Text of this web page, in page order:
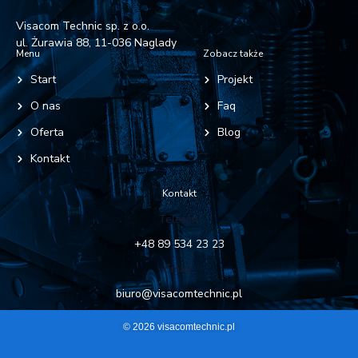
Visacom Technic sp. z o.o.
ul. Żurawia 88, 11-036 Naglady
Menu
Start
O nas
Oferta
Kontakt
Zobacz także
Projekt
Faq
Blog
Kontakt
Telefon:
+48 89 534 23 23
Email:
biuro@visacomtechnic.pl
© 2026 visacomtechnic.pl